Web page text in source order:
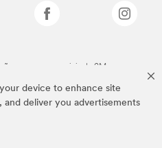
device to enhance site
and deliver you advertisements
marcas comerciais da 3M.